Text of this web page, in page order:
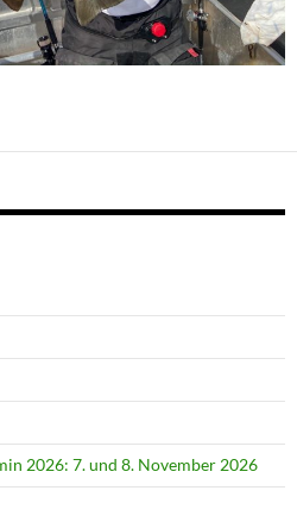
2026: 7. und 8. November 2026